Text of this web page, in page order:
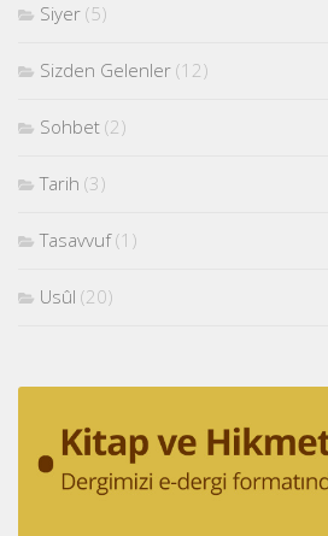
Siyer (5)
Sizden Gelenler (12)
Sohbet (2)
Tarih (3)
Tasavvuf(1)
Usûl (20)